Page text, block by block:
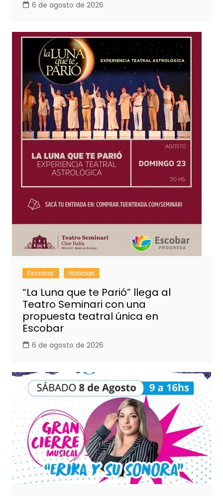
6 de agosto de 2026
Escobar Noticias
“La Luna que te Parió” llega al
Teatro Seminari con una
propuesta teatral única en
Escobar
6 de agosto de 2026